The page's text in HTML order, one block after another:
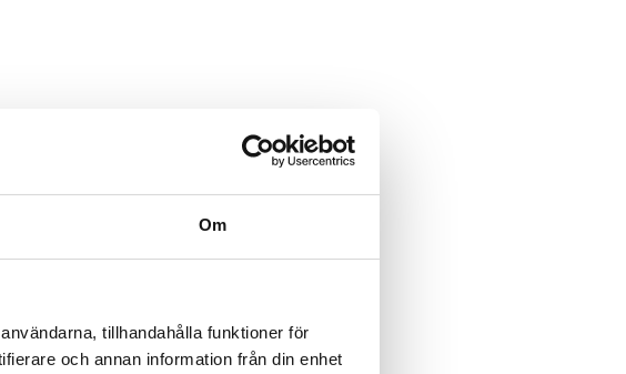
Om
tillhandahålla funktioner för
och annan information från din enhet